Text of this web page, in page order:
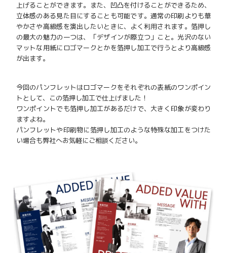
上げることができます。また、凹凸を付けることができるため、
立体感のある見た目にすることも可能です。通常の印刷よりも華
やかさや高級感を演出したいときに、よく利用されます。箔押し
の最大の魅力の一つは、「デザインが際立つ」こと。光沢のない
マットな用紙にロゴマークとかを箔押し加工で行うとより高級感
が出ます。
今回のパンフレットはロゴマークをそれぞれの表紙のワンポイン
トとして、この箔押し加工で仕上げました！
ワンポイントでも箔押し加工があるだけで、大きく印象が変わり
ますよね。
パンフレットや印刷物に箔押し加工のような特殊な加工をつけた
い場合も弊社へお気軽にご相談ください。